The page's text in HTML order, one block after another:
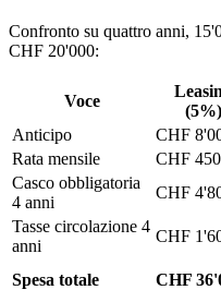
Confronto su quattro anni,
CHF 20'000:
Voce
(5%)
Anticipo
CHF
Rata mensile
CHF 450
Casco obbligatoria
4 anni
CHF
Tasse circolazione 4
anni
CHF
Spesa totale CHF